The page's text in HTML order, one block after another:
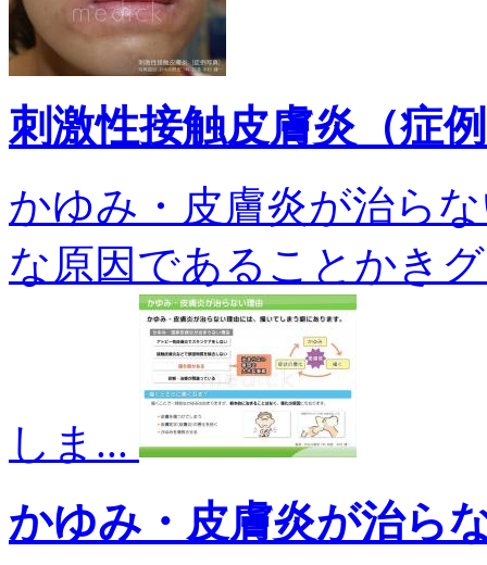
刺激性接触皮膚炎（症
かゆみ・皮膚炎が治ら
な原因であることかき
しま...
かゆみ・皮膚炎が治ら